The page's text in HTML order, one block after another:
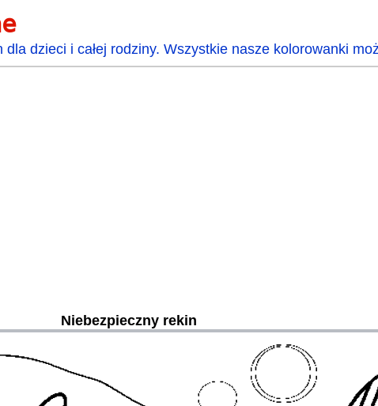
dzieci i całej rodziny. Wszystkie nasze kolorowanki
Niebezpieczny rekin